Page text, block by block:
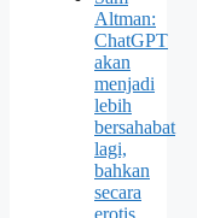
Altman:
ChatGPT
akan
menjadi
lebih
bersahabat
lagi,
bahkan
secara
erotis